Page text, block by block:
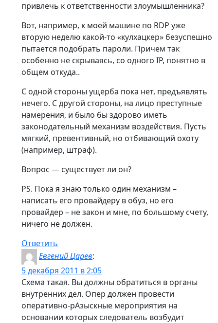
привлечь к ответственности злоумышленника?
Вот, например, к моей машине по RDP уже
вторую неделю какой-то «кулхацкер» безуспешно
пытается подобрать пароли. Причем так
особенно не скрываясь, со одного IP, понятно в
общем откуда..
С одной стороны ущерба пока нет, предъявлять
нечего. С другой стороны, на лицо преступные
намерения, и было бы здорово иметь
законодательный механизм воздействия. Пусть
мягкий, превентивный, но отбивающий охоту
(например, штраф).
Вопрос — существует ли он?
PS. Пока я знаю только один механизм –
написать его провайдеру в обуз, но его
провайдер – не закон и мне, по большому счету,
ничего не должен.
Ответить
Евгений Царев:
5 декабря 2011 в 2:05
Схема такая. Вы должны обратиться в органы
внутренних дел. Опер должен провести
оперативно-рАзыскные мероприятия на
основании которых следователь возбудит